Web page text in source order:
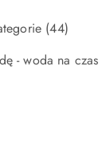
(44)
- woda na czas